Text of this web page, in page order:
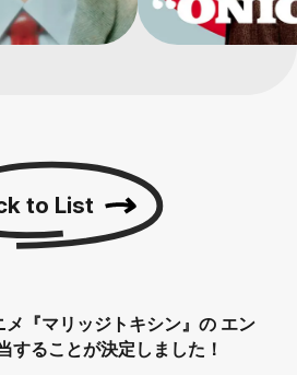
to List
『マリッジトキシン』の エン
することが決定しました！